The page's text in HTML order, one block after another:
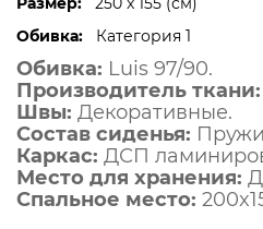
Обивка:
Категория 1
Обивка: Luis 97/90.
Производитель ткани:
Швы: Декоративные.
Состав сиденья:
Каркас: ДСП
Место для хранения:
Спальное место: